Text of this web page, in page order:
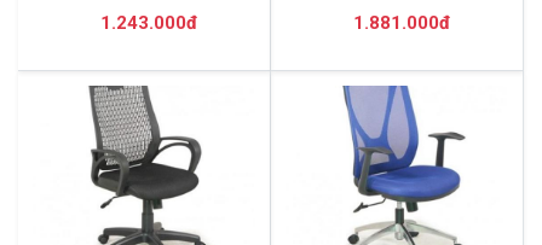
1.243.000đ 1.881.000đ